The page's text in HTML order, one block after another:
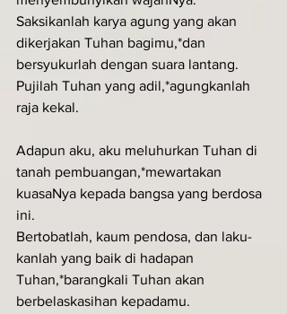
Saksikanlah karya agung yang akan
dikerjakan Tuhan bagimu,*dan
bersyukurlah dengan suara lantang.
Pujilah Tuhan yang adil,*agungkanlah
raja kekal.
Adapun aku, aku meluhurkan Tuhan di
tanah pembuangan,*mewartakan
kuasaNya kepada bangsa yang berdosa
ini.
Bertobatlah, kaum pendosa, dan laku-
kanlah yang baik di hadapan
Tuhan,*barangkali Tuhan akan
berbelaskasihan kepadamu.